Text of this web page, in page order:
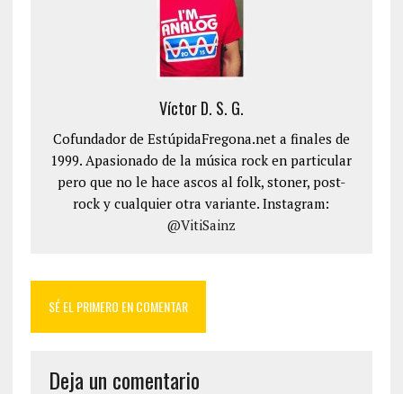
Víctor D. S. G.
Cofundador de EstúpidaFregona.net a finales de
1999. Apasionado de la música rock en particular
pero que no le hace ascos al folk, stoner, post-
rock y cualquier otra variante. Instagram:
@VitiSainz
SÉ EL PRIMERO EN COMENTAR
Deja un comentario